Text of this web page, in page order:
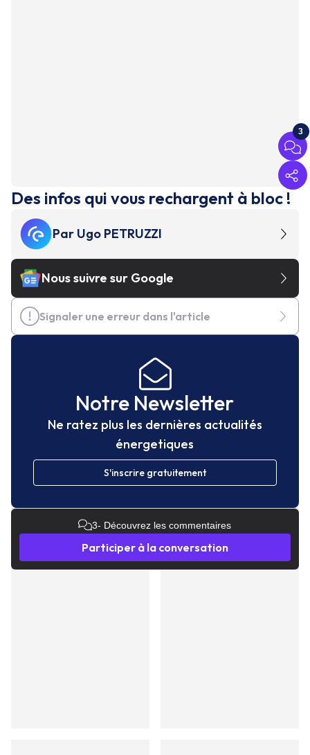
3
Des infos qui vous rechargent à bloc !
Par Ugo PETRUZZI
Nous suivre sur Google
Signaler une erreur dans l'article
Notre Newsletter
Ne ratez plus les dernières actualités
énergetiques
S'inscrire gratuitement
3- Découvrez les commentaires
Participer à la conversation